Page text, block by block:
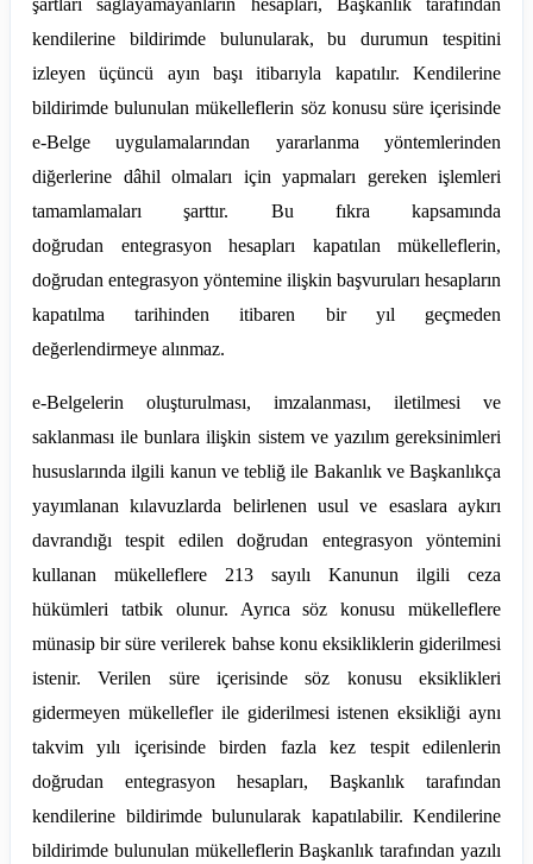
kendilerine bildirimde bulunularak, bu durumun tespitini
izleyen üçüncü ayın başı itibarıyla kapatılır. Kendilerine
bildirimde bulunulan mükelleflerin söz konusu süre içerisinde
e-Belge uygulamalarından yararlanma yöntemlerinden
diğerlerine dâhil olmaları için yapmaları gereken işlemleri
tamamlamaları şarttır. Bu fıkra kapsamında
doğrudan entegrasyon hesapları kapatılan mükelleflerin,
doğrudan entegrasyon yöntemine ilişkin başvuruları hesapların
kapatılma tarihinden itibaren bir yıl geçmeden
değerlendirmeye alınmaz.
e-Belgelerin oluşturulması, imzalanması, iletilmesi ve
saklanması ile bunlara ilişkin sistem ve yazılım gereksinimleri
hususlarında ilgili kanun ve tebliğ ile Bakanlık ve Başkanlıkça
yayımlanan kılavuzlarda belirlenen usul ve esaslara aykırı
davrandığı tespit edilen doğrudan entegrasyon yöntemini
kullanan mükelleflere 213 sayılı Kanunun ilgili ceza
hükümleri tatbik olunur. Ayrıca söz konusu mükelleflere
münasip bir süre verilerek bahse konu eksikliklerin giderilmesi
istenir. Verilen süre içerisinde söz konusu eksiklikleri
gidermeyen mükellefler ile giderilmesi istenen eksikliği aynı
takvim yılı içerisinde birden fazla kez tespit edilenlerin
doğrudan entegrasyon hesapları, Başkanlık tarafından
kendilerine bildirimde bulunularak kapatılabilir. Kendilerine
bildirimde bulunulan mükelleflerin Başkanlık tarafından yazılı